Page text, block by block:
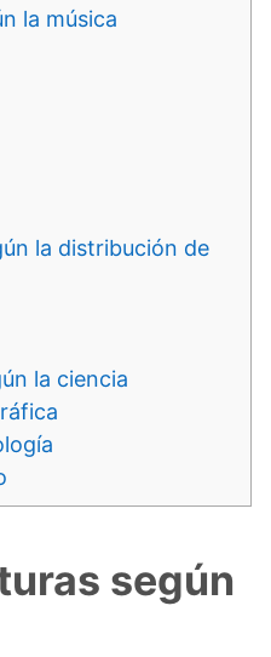
la música
la distribución de
la ciencia
según